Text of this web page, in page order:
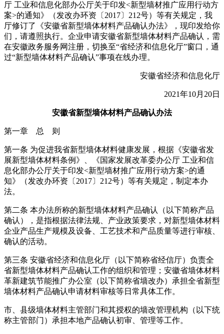
厅 工业和信息化部办公厅关于印发<新型墙材推广应用行动方
案>的通知》（发改办环资〔2017〕212号）等有关规定，我
厅修订了《安徽省新型墙体材料产品确认办法》，现印发给你
们，请遵照执行。企业申请安徽省新型墙体材料产品确认，需
在安徽政务服务网注册，切换至“省经济和信息化厅”窗口，通
过“新型墙体材料产品确认”事项在线办理。
安徽省经济和信息化厅
2021年10月20日
安徽省新型墙体材料产品确认办法
第一章 总 则
第一条 为促进我省新型墙体材料健康发展，根据《安徽省发
展新型墙体材料条例》、《国家发展改革委办公厅 工业和信
息化部办公厅关于印发<新型墙材推广应用行动方案>的通
知》（发改办环资〔2017〕212号）等有关规定，制定本办
法。
第二条 本办法所称的新型墙体材料产品确认（以下简称产品
确认），是指根据法律法规、产业政策要求，对新型墙体材料
企业产品生产规模及设备、工艺技术和产品质量等进行审核、
确认的活动。
第三条 安徽省经济和信息化厅（以下简称省经信厅）负责全
省新型墙体材料产品确认工作的组织和管理；安徽省墙体材料
革新建筑节能推广办公室（以下简称省墙改办）承担全省新型
墙体材料产品确认申请材料审核等日常具体工作。
市、县级墙体材料主管部门和其授权的墙改管理机构（以下统
称主管部门）承担本地产品确认初审、管理等工作。